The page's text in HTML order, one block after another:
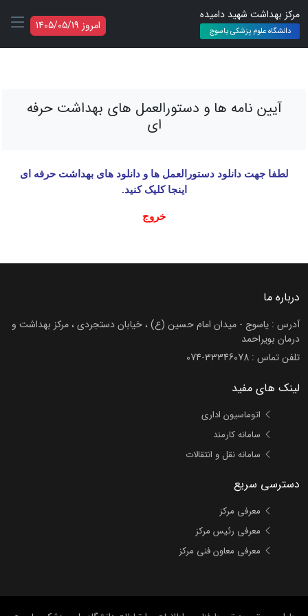
مرکز بهداشت شهید دامیده
دانشگاه علوم پزشکی یاسوج امروز 1405/05/19
آیین نامه ها و دستورالعمل های بهداشت حرفه
ای
لطفا جهت دانلود دستورالعمل ها و دانلود های بهداشت حرفه ای
اینجا کلیک کنید.
خروج
درباره ما
آدرس : یاسوج - میدان امام حسین (ع) ، خیابان دستجردی ، مرکز بهداشت و
درمان بویراحمد
تلفن تماس : 074-33346078
لینک های مفید
اتوماسیون اداری
سامانه کارمند
سامانه نقل و انتقالات
دسترسی سریع
معرفی مرکز
معرفی رئیس مرکز
معرفی معاون فنی مرکز